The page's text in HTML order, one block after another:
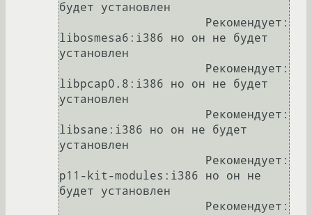
будет установлен
libosmesa6:i386 но он не будет
установлен
libpcap0.8:i386 но он не будет
установлен
libsane:i386 но он не будет
установлен
p11-kit-modules:i386 но он не
будет установлен